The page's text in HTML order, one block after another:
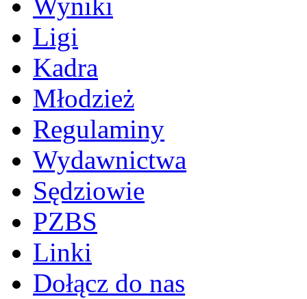
Wyniki
Ligi
Kadra
Młodzież
Regulaminy
Wydawnictwa
Sędziowie
PZBS
Linki
Dołącz do nas